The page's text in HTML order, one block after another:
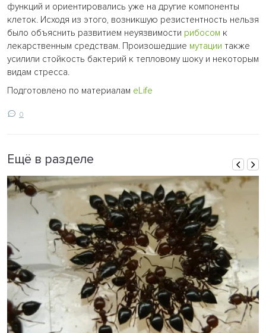
функций и ориентировались уже на другие компоненты
клеток. Исходя из этого, возникшую резистентность нельзя
было объяснить развитием неуязвимости рибосом к
лекарственным средствам. Произошедшие мутации также
усилили стойкость бактерий к тепловому шоку и некоторым
видам стресса.
Подготовлено по материалам eLife
0
Ещё в разделе